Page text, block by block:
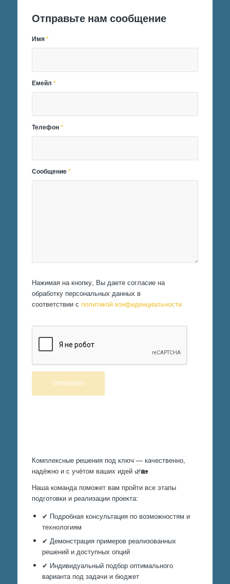
Отправьте нам сообщение
Имя*
Емейл*
Телефон*
Сообщение*
Нажимая на кнопку, Вы даете согласие на
обработку персональных данных в
соответствии с политикой конфиденциальности
Комплексные решения под ключ — качественно,
надёжно и с учётом ваших идей 🌿🏡
Наша команда поможет вам пройти все этапы
подготовки и реализации проекта:
✔ Подробная консультация по возможностям и
технологиям
✔ Демонстрация примеров реализованных
решений и доступных опций
✔ Индивидуальный подбор оптимального
варианта под задачи и бюджет